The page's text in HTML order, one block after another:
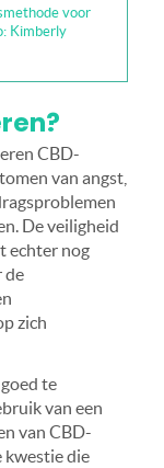
voor
Kimberly
CBD-
van angst,
De veiligheid
echter nog
de
zich
te
van een
van CBD-
kwestie die